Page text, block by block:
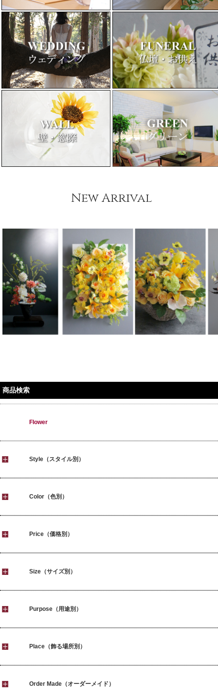
New Arrival
商品検索
Flower
Style（スタイル別）
Color（色別）
Price（価格別）
Size（サイズ別）
Purpose（用途別）
Place（飾る場所別）
Order Made（オーダーメイド）